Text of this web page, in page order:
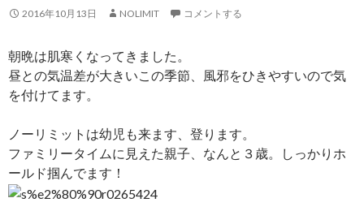
キ
プ
2016年10月13日 NOLIMIT コメントする
朝晩は肌寒くなってきました。
昼との気温差が大きいこの季節、風邪をひきやすいので気
を付けてます。
ノーリミットは幼児も来ます、登ります。
ファミリータイムに見えた親子、なんと３歳。しっかりホ
ールド掴んでます！